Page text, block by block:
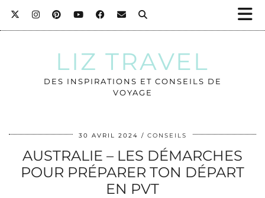
LIZ TRAVEL
DES INSPIRATIONS ET CONSEILS DE
VOYAGE
30 AVRIL 2024 CONSEILS
AUSTRALIE – LES DÉMARCHES
POUR PRÉPARER TON DÉPART
EN PVT